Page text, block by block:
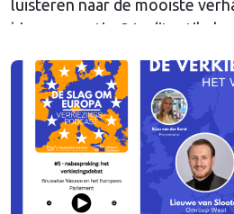
luisteren naar de mooiste
bizarre weetjes? In dit artikel